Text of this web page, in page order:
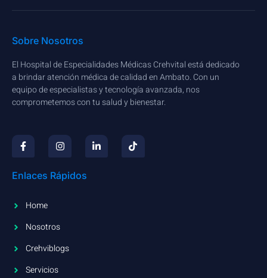
Sobre Nosotros
El Hospital de Especialidades Médicas Crehvital está dedicado
a brindar atención médica de calidad en Ambato. Con un
equipo de especialistas y tecnología avanzada, nos
comprometemos con tu salud y bienestar.
Enlaces Rápidos
Home
Nosotros
Crehviblogs
Servicios